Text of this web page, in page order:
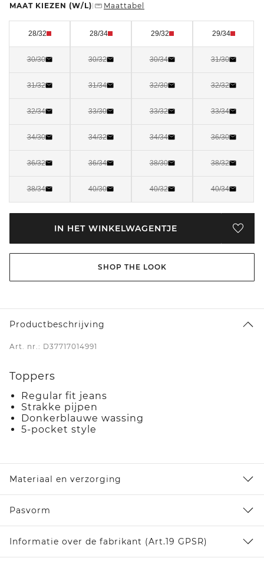
MAAT KIEZEN (W/L) Maattabel
28/32 28/34 29/32 29/34
30/30 30/32 30/34 31/30
31/32 31/34 32/30 32/32
32/34 33/30 33/32 33/34
34/30 34/32 34/34 36/30
36/32 36/34 38/30 38/32
38/34 40/30 40/32 40/34
IN HET WINKELWAGENTJE
SHOP THE LOOK
Productbeschrijving
Art. nr.: D37717014991
Toppers
Regular fit jeans
Strakke pijpen
Donkerblauwe wassing
5-pocket style
Materiaal en verzorging
Pasvorm
Informatie over de fabrikant (Art.19 GPSR)